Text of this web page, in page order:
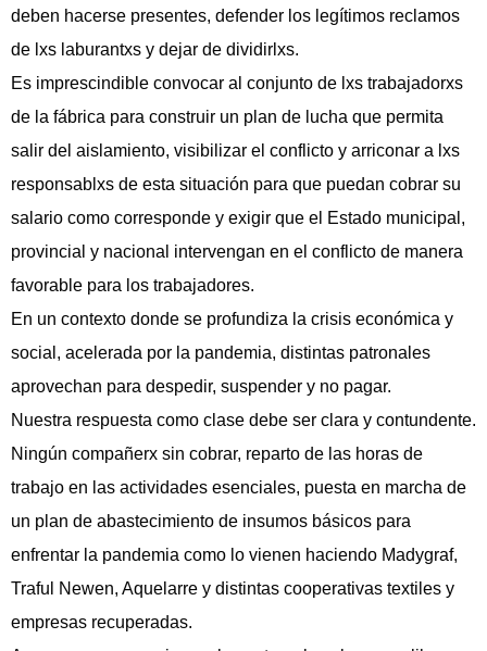
deben hacerse presentes, defender los legítimos reclamos
de lxs laburantxs y dejar de dividirlxs.
Es imprescindible convocar al conjunto de lxs trabajadorxs
de la fábrica para construir un plan de lucha que permita
salir del aislamiento, visibilizar el conflicto y arriconar a lxs
responsablxs de esta situación para que puedan cobrar su
salario como corresponde y exigir que el Estado municipal,
provincial y nacional intervengan en el conflicto de manera
favorable para los trabajadores.
En un contexto donde se profundiza la crisis económica y
social, acelerada por la pandemia, distintas patronales
aprovechan para despedir, suspender y no pagar.
Nuestra respuesta como clase debe ser clara y contundente.
Ningún compañerx sin cobrar, reparto de las horas de
trabajo en las actividades esenciales, puesta en marcha de
un plan de abastecimiento de insumos básicos para
enfrentar la pandemia como lo vienen haciendo Madygraf,
Traful Newen, Aquelarre y distintas cooperativas textiles y
empresas recuperadas.